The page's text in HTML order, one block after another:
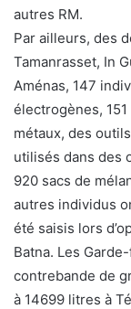
autres RM.
Par ailleurs, des
Tamanrasset, In
Aménas, 147
électrogènes,
métaux, des
utilisés dans des
920 sacs de
autres individus
été saisis lors
Batna. Les
contrebande de
à 14699 litres à